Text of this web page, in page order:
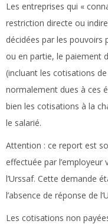
Les entreprises qui «
restriction directe ou
décidées par les pouvoirs
ou en partie, le paiement
(incluant les cotisations
normalement dues à ces
bien les cotisations à la
le salarié.
Attention : ce report est
effectuée par l’employeur
l’Urssaf. Cette demande
l’absence de réponse de
Les cotisations non